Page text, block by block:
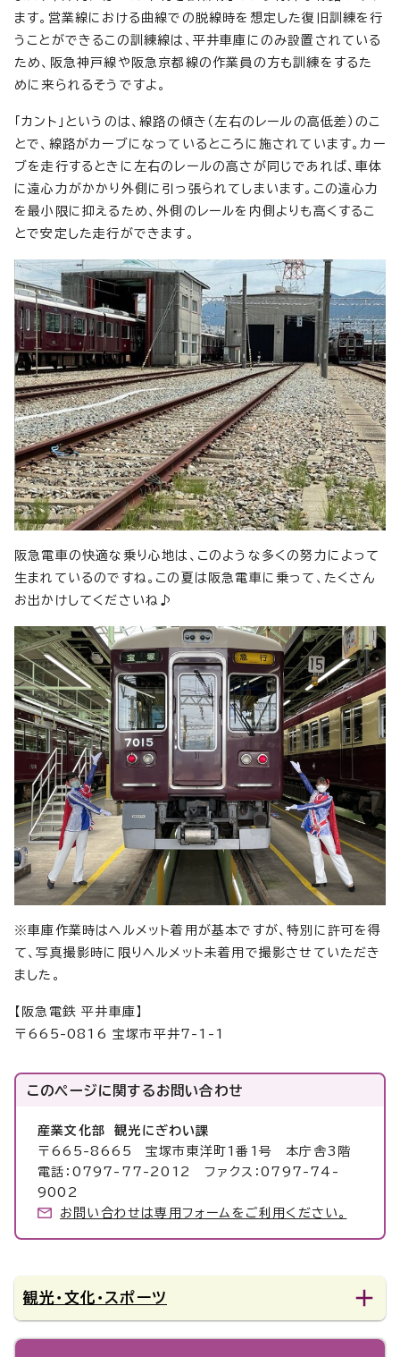
ます。営業線における曲線での脱線時を想定した復旧訓練を行
うことができるこの訓練線は、平井車庫にのみ設置されている
ため、阪急神戸線や阪急京都線の作業員の方も訓練をするた
めに来られるそうですよ。
「カント」というのは、線路の傾き（左右のレールの高低差）のこ
とで、線路がカーブになっているところに施されています。カー
ブを走行するときに左右のレールの高さが同じであれば、車体
に遠心力がかかり外側に引っ張られてしまいます。この遠心力
を最小限に抑えるため、外側のレールを内側よりも高くするこ
とで安定した走行ができます。
阪急電車の快適な乗り心地は、このような多くの努力によって
生まれているのですね。この夏は阪急電車に乗って、たくさん
お出かけしてくださいね♪
※車庫作業時はヘルメット着用が基本ですが、特別に許可を得
て、写真撮影時に限りヘルメット未着用で撮影させていただき
ました。
【阪急電鉄 平井車庫】
〒665-0816 宝塚市平井7-1-1
このページに関するお問い合わせ
産業文化部 観光にぎわい課
〒665-8665 宝塚市東洋町1番1号 本庁舎3階
電話：0797-77-2012 ファクス：0797-74-
9002
お問い合わせは専用フォームをご利用ください。
観光・文化・スポーツ